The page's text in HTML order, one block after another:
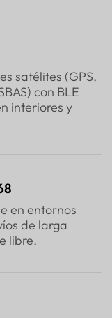
satélites (GPS,
con BLE
interiores y
en entornos
de larga
libre.